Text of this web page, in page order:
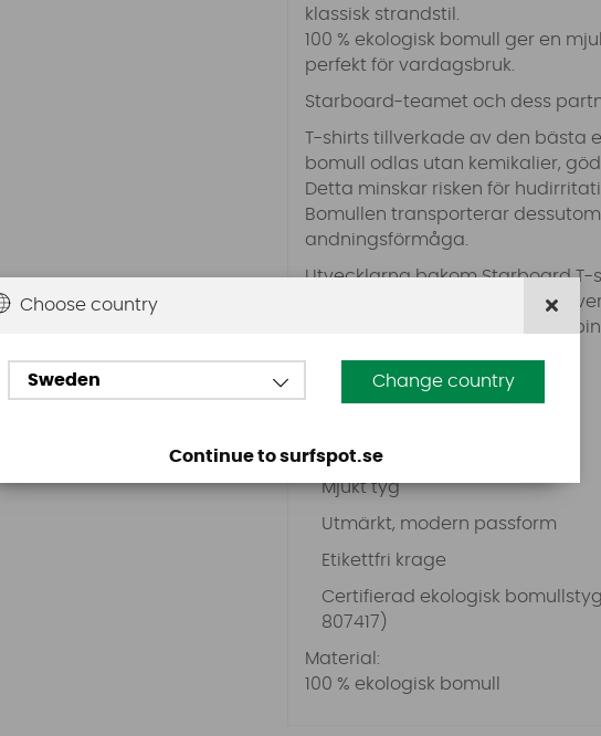
klassisk strandstil.
100 % ekologisk bomull ger en
perfekt för vardagsbruk.
Starboard-teamet och dess
T-shirts tillverkade av den bästa
bomull odlas utan kemikalier,
Detta minskar risken för
Bomullen transporterar
andningsförmåga.
Utvecklarna bakom Starboard
behoven hos människor som
och skapar lösningar som
Egenskaper:
Mjukt tyg
Utmärkt, modern passform
Etikettfri krage
Certifierad ekologisk
807417)
Material:
100 % ekologisk bomull
Choose country
Sweden Change country
Continue to surfspot.se